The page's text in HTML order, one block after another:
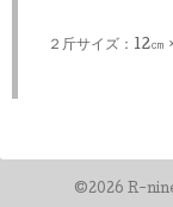
２斤サイズ：12
©2026 R-nine